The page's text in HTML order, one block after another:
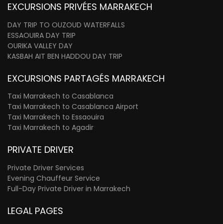
EXCURSIONS PRIVÉES MARRAKECH
DAY TRIP TO OUZOUD WATERFALLS
ESSAOUIRA DAY TRIP
OURIKA VALLEY DAY
KASBAH AIT BEN HADDOU DAY TRIP
EXCURSIONS PARTAGÉS MARRAKECH
Taxi Marrakech to Casablanca
Taxi Marrakech to Casablanca Airport
Taxi Marrakech to Essaouira
Taxi Marrakech to Agadir
PRIVATE DRIVER
Private Driver Services
Evening Chauffeur Service
Full-Day Private Driver in Marrakech
LEGAL PAGES